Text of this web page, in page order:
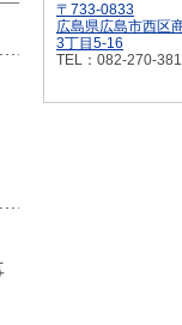
〒733-0833
広島県広島市西区
3丁目5-16
TEL：082-270-